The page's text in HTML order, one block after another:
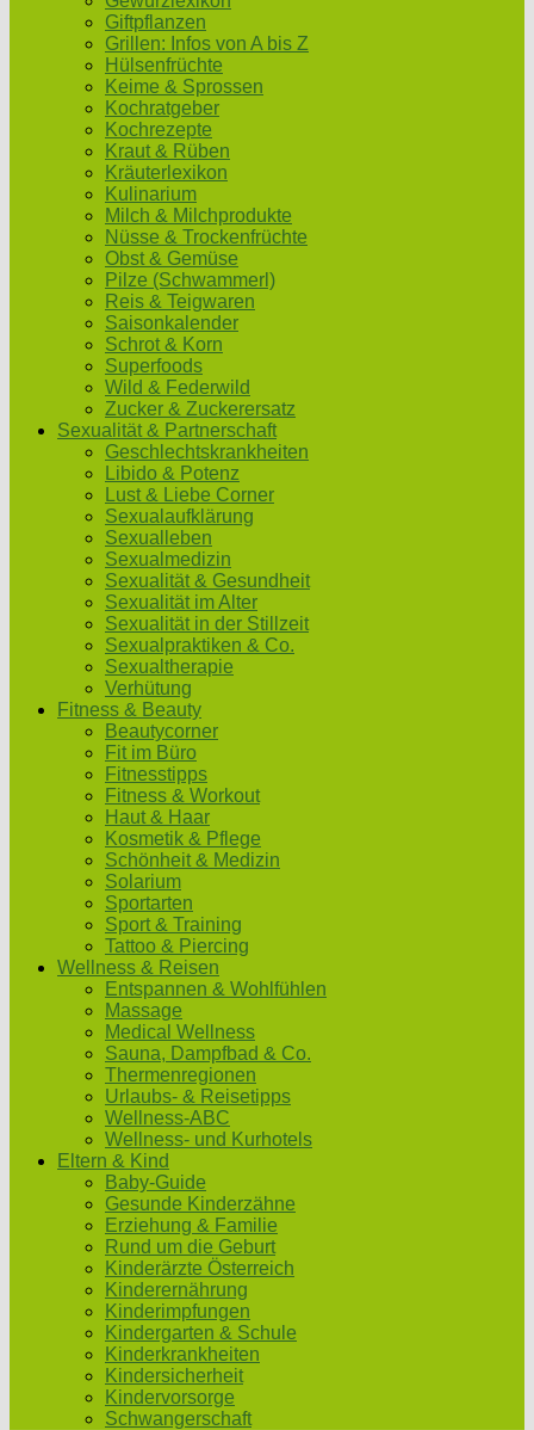
Giftpflanzen
Grillen: Infos von A bis Z
Hülsenfrüchte
Keime & Sprossen
Kochratgeber
Kochrezepte
Kraut & Rüben
Kräuterlexikon
Kulinarium
Milch & Milchprodukte
Nüsse & Trockenfrüchte
Obst & Gemüse
Pilze (Schwammerl)
Reis & Teigwaren
Saisonkalender
Schrot & Korn
Superfoods
Wild & Federwild
Zucker & Zuckerersatz
Sexualität & Partnerschaft
Geschlechtskrankheiten
Libido & Potenz
Lust & Liebe Corner
Sexualaufklärung
Sexualleben
Sexualmedizin
Sexualität & Gesundheit
Sexualität im Alter
Sexualität in der Stillzeit
Sexualpraktiken & Co.
Sexualtherapie
Verhütung
Fitness & Beauty
Beautycorner
Fit im Büro
Fitnesstipps
Fitness & Workout
Haut & Haar
Kosmetik & Pflege
Schönheit & Medizin
Solarium
Sportarten
Sport & Training
Tattoo & Piercing
Wellness & Reisen
Entspannen & Wohlfühlen
Massage
Medical Wellness
Sauna, Dampfbad & Co.
Thermenregionen
Urlaubs- & Reisetipps
Wellness-ABC
Wellness- und Kurhotels
Eltern & Kind
Baby-Guide
Gesunde Kinderzähne
Erziehung & Familie
Rund um die Geburt
Kinderärzte Österreich
Kinderernährung
Kinderimpfungen
Kindergarten & Schule
Kinderkrankheiten
Kindersicherheit
Kindervorsorge
Schwangerschaft